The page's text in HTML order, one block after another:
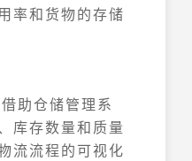
率和货物的存储
助仓储管理系
库存数量和质量
流流程的可视化